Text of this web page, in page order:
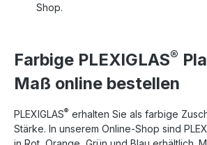
Shop.
Farbige PLEXIGLAS®
Maß online bestellen
PLEXIGLAS® erhalten Sie als farbige
Stärke. In unserem Online-Shop sind